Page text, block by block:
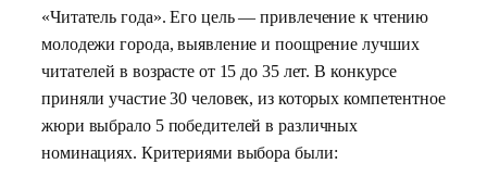
«Читатель года». Его цель — привлечение к чтению
молодежи города, выявление и поощрение лучших
читателей в возрасте от 15 до 35 лет. В конкурсе
приняли участие 30 человек, из которых компетентное
жюри выбрало 5 победителей в различных
номинациях. Критериями выбора были: